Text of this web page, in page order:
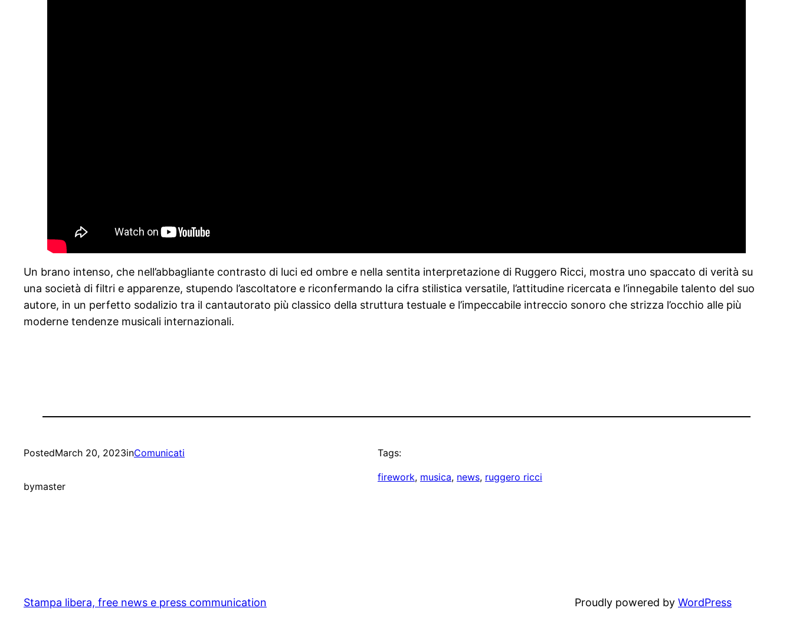
Un brano intenso, che nell’abbagliante contrasto di luci ed ombre e nella sentita interpretazione di Ruggero Ricci, mostra uno spaccato di verità su
una società di filtri e apparenze, stupendo l’ascoltatore e riconfermando la cifra stilistica versatile, l’attitudine ricercata e l’innegabile talento del suo
autore, in un perfetto sodalizio tra il cantautorato più classico della struttura testuale e l’impeccabile intreccio sonoro che strizza l’occhio alle più
moderne tendenze musicali internazionali.
PostedMarch 20, 2023inComunicati
bymaster
Tags:
firework, musica, news, ruggero ricci
Stampa libera, free news e press communication Proudly powered by WordPress